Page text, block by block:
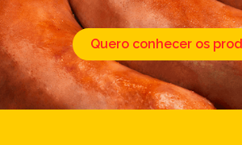
Quero conhecer os